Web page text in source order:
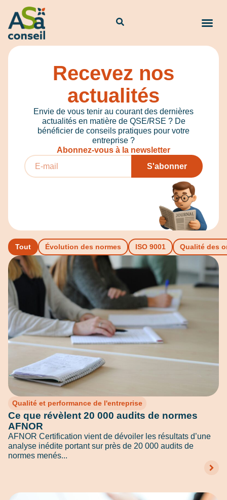
Recevez nos
actualités
Envie de vous tenir au courant des dernières
actualités en matière de QSE/RSE ? De
bénéficier de conseils pratiques pour votre
entreprise ?
Abonnez-vous à la newsletter
S'abonner
Évolution des normes ISO 9001 Qualité des
Tout
Qualité et performance de l'entreprise
Ce que révèlent 20 000 audits de normes
AFNOR
AFNOR Certification vient de dévoiler les résultats d’une
analyse inédite portant sur près de 20 000 audits de
normes menés...